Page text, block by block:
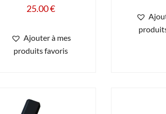
25.00€
Ajouter à mes
produits favoris